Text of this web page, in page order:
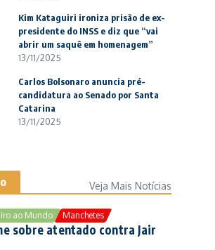
Kim Kataguiri ironiza prisão de ex-
presidente do INSS e diz que “vai
abrir um saquê em homenagem”
13/11/2025
Carlos Bolsonaro anuncia pré-
candidatura ao Senado por Santa
Catarina
13/11/2025
Veja Mais Notícias
ao Mundo Manchetes
2025
sobre atentado contra Jair